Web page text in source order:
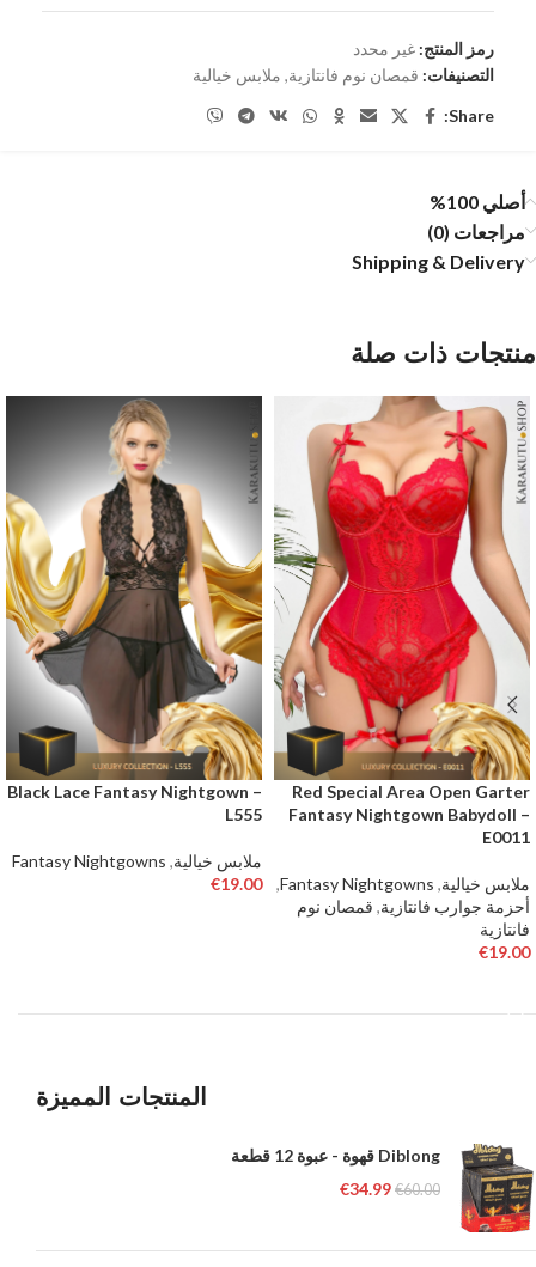
رمز المنتج: غير محدد
التصنيفات: قمصان نوم فانتازية, ملابس خيالية
Share:
أصلي 100%
مراجعات (0)
Shipping & Delivery
منتجات ذات صلة
Red Special Area Open Garter
Fantasy Nightgown Babydoll –
E0011
ملابس خيالية,
Fantasy Nightgowns
,
أحزمة جوارب فانتازية, قمصان نوم
فانتازية
€19.00
Black Lace Fantasy Nightgown –
L555
ملابس خيالية,
Fantasy Nightgowns
€19.00
المنتجات المميزة
Diblong قهوة - عبوة 12 قطعة
€60.00
€34.99